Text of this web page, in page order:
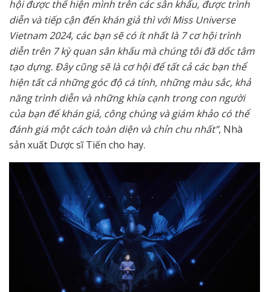
hội được thể hiện mình trên các sân khấu, được trình
diễn và tiếp cận đến khán giả thì với Miss Universe
Vietnam 2024, các bạn sẽ có ít nhất là 7 cơ hội trình
diễn trên 7 kỳ quan sân khấu mà chúng tôi đã dốc tâm
tạo dựng. Đây cũng sẽ là cơ hội để tất cả các bạn thể
hiện tất cả những góc độ cá tính, những màu sắc, khả
năng trình diễn và những khía cạnh trong con người
của bạn để khán giả, công chúng và giám khảo có thể
đánh giá một cách toàn diện và chỉn chu nhất”, Nhà
sản xuất Dược sĩ Tiến cho hay.